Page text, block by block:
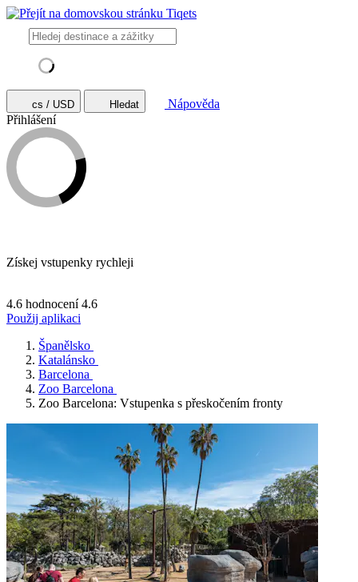
cs / USD Hledat
Nápověda
Přihlášení
Získej vstupenky rychleji
4.6 hodnocení 4.6
Použij aplikaci
Španělsko
Katalánsko
Barcelona
Zoo Barcelona
Zoo Barcelona: Vstupenka s přeskočením fronty